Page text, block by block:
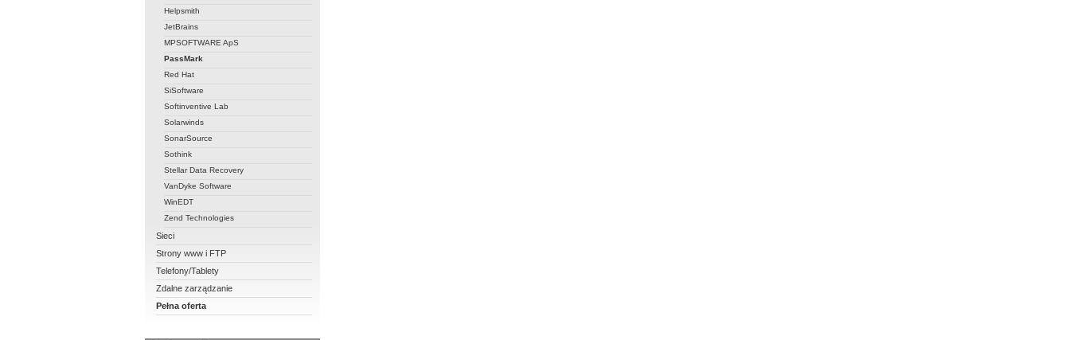
Helpsmith
JetBrains
MPSOFTWARE ApS
PassMark
Red Hat
SiSoftware
Softinventive Lab
Solarwinds
SonarSource
Sothink
Stellar Data Recovery
VanDyke Software
WinEDT
Zend Technologies
Sieci
Strony www i FTP
Telefony/Tablety
Zdalne zarządzanie
Pełna oferta